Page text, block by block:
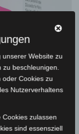
Website zu
beschleunigen.
oder Cookies zu
Nutzerverhaltens
zulassen
sind essensziell